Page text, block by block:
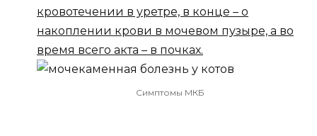
кровотечении в уретре, в конце – о
накоплении крови в мочевом пузыре, а во
время всего акта – в почках.
Симптомы МКБ